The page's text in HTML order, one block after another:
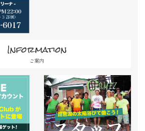
Information
ご案内